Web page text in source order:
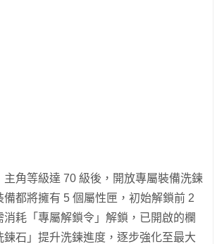
角等級達 70 級後，開放專屬裝備洗鍊
都將擁有 5 個屬性匣，初始解鎖前 2
耗「專屬解鎖令」解鎖，已開啟的欄
鍊石」提升洗鍊進度，逐步強化至最大